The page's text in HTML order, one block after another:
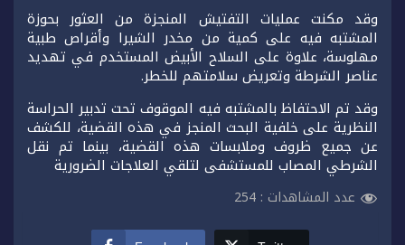
وقد مكنت عمليات التفتيش المنجزة من العثور بحوزة
المشتبه فيه على كمية من مخدر الشيرا وأقراص طبية
مهلوسة، علاوة على السلاح الأبيض المستخدم في تهديد
عناصر الشرطة وتعريض سلامتهم للخطر.
وقد تم الاحتفاظ بالمشتبه فيه الموقوف تحت تدبير الحراسة
النظرية على خلفية البحث المنجز في هذه القضية، للكشف
عن جميع ظروف وملابسات هذه القضية، بينما تم نقل
الشرطي المصاب للمستشفى لتلقي العلاجات الضرورية
عدد المشاهدات : 254